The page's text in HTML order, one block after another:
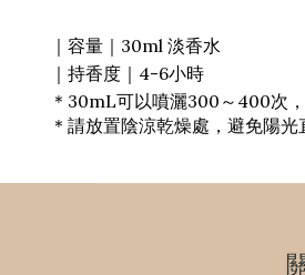
｜容量｜30ml 淡香水
｜持香度｜4-6小時
＊30mL可以噴灑300～400次
＊請放置陰涼乾燥處，避免陽